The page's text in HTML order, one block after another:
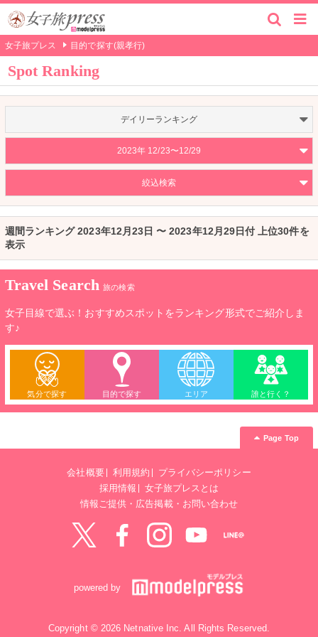
女子旅プレス 目的で探す(親孝行)
Spot Ranking
デイリーランキング
2023年 12/23〜12/29
絞込検索
週間ランキング 2023年12月23日 〜 2023年12月29日付 上位30件を
表示
Travel Search 旅の検索
女子目線で選ぶ！おすすめスポットをランキング形式でご紹介しま
す♪
気分で探す 目的で探す エリア 誰と行く？
Page Top
会社概要 利用規約
プライバシーポリシー
採用情報
女子旅プレスとは
情報ご提供・広告掲載・お問い合わせ
powered by
Copyright © 2026 Netnative Inc. All Rights Reserved.